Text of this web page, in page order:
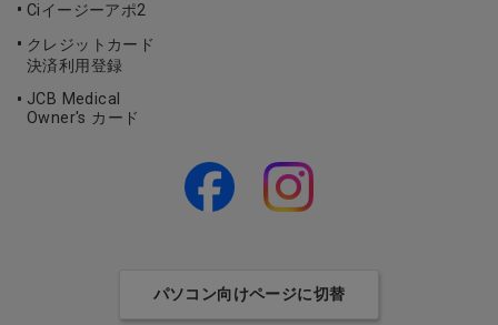
Ciイージーアポ2
クレジットカード
決済利用登録
JCB Medical
Owner's カード
パソコン向けページに切替